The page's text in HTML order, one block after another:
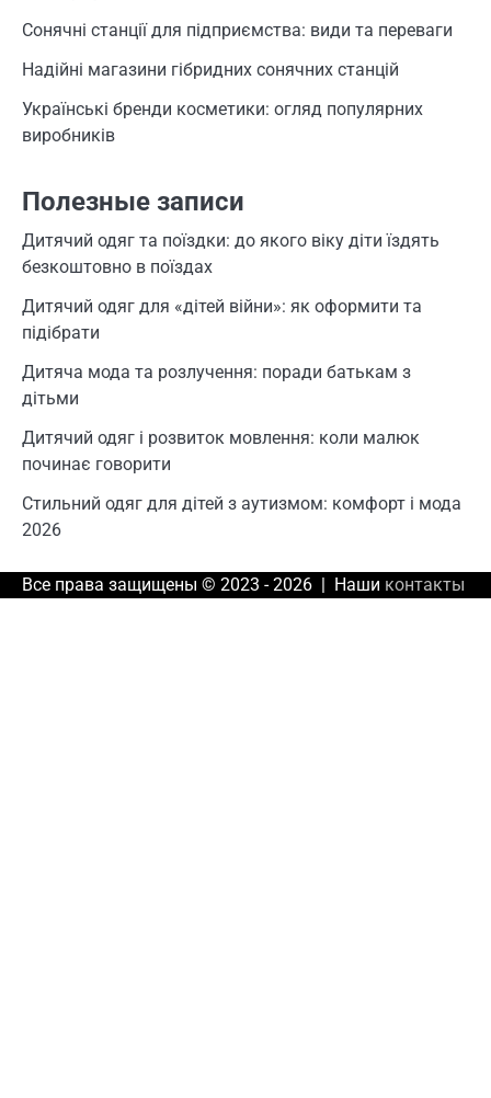
Сонячні станції для підприємства: види та переваги
Надійні магазини гібридних сонячних станцій
Українські бренди косметики: огляд популярних
виробників
Полезные записи
Дитячий одяг та поїздки: до якого віку діти їздять
безкоштовно в поїздах
Дитячий одяг для «дітей війни»: як оформити та
підібрати
Дитяча мода та розлучення: поради батькам з
дітьми
Дитячий одяг і розвиток мовлення: коли малюк
починає говорити
Стильний одяг для дітей з аутизмом: комфорт і мода
2026
Все права защищены © 2023 - 2026 | Наши контакты